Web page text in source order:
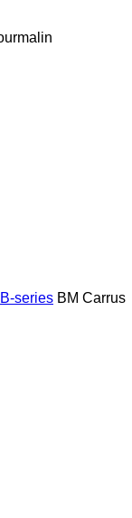
B-series BM Carrus